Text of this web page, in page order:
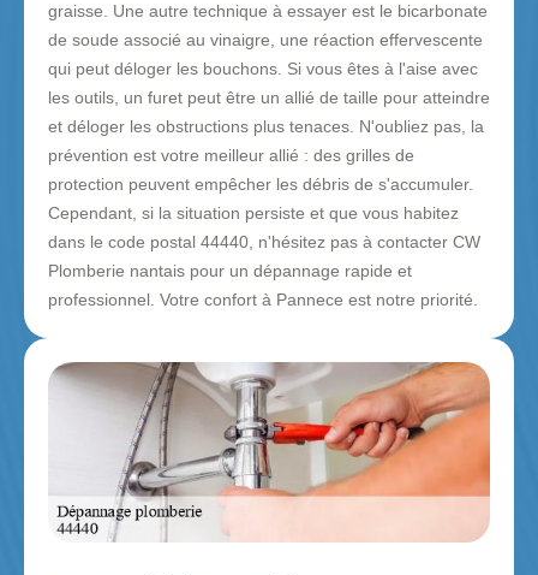
graisse. Une autre technique à essayer est le bicarbonate
de soude associé au vinaigre, une réaction effervescente
qui peut déloger les bouchons. Si vous êtes à l'aise avec
les outils, un furet peut être un allié de taille pour atteindre
et déloger les obstructions plus tenaces. N'oubliez pas, la
prévention est votre meilleur allié : des grilles de
protection peuvent empêcher les débris de s'accumuler.
Cependant, si la situation persiste et que vous habitez
dans le code postal 44440, n'hésitez pas à contacter CW
Plomberie nantais pour un dépannage rapide et
professionnel. Votre confort à Pannece est notre priorité.